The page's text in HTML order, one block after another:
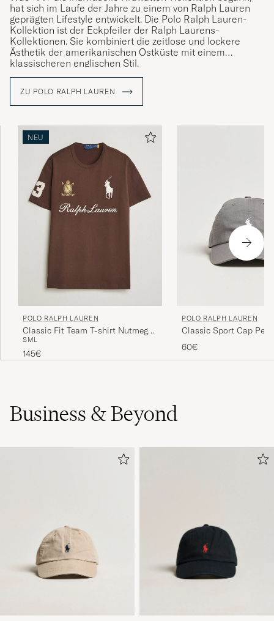
Alles Bestens!
DAVID H GEKAUFT AM AUF CAREOFCARL.DE
Pahaat boxerit, mitä olen käyttänyt.
Leider sehr schlechte Qualität, bereits nach
einmaligem Tragen Löcher in 2 von 3 der
Trunks
BENEDIKT P GEKAUFT AM AUF CAREOFCARL.DE
VICO T
Rask og riktig levering. Meget god kvalitet på
varen.
hat sich im Laufe der Jahre zu einem von Ralph Lauren
geprägten Lifestyle entwickelt. Die Polo Ralph Lauren-
Kollektion ist der Eckpfeiler der Ralph Laurens-
Kollektionen. Sie kombiniert die zeitlose und lockere
Ästhetik der amerikanischen Ostküste mit einem
klassischeren englischen Stil.
ZU POLO RALPH LAUREN
NEU
POLO RALPH LAUREN
Classic Fit Team T-shirt Nutmeg
Brown
SML
145€
POLO RALPH LAUREN
Classic Sport Cap
60€
Business & Beyond